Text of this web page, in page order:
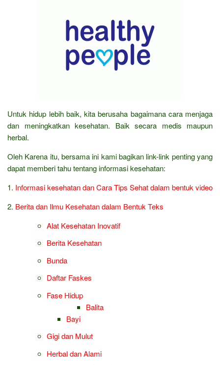
Untuk hidup lebih baik, kita berusaha bagaimana cara menjaga
dan meningkatkan kesehatan. Baik secara medis maupun
herbal.
Oleh Karena itu, bersama ini kami bagikan link-link penting yang
dapat memberi tahu tentang informasi kesehatan:
1. Informasi kesehatan dan Cara Tips Sehat dalam bentuk video
2. Berita dan Ilmu Kesehatan dalam Bentuk Teks
Alat Kesehatan Inovatif
Berita Kesehatan
Bunda
Daftar Faskes
Fase Hidup
Balita
Bayi
Gigi dan Mulut
Herbal dan Alami